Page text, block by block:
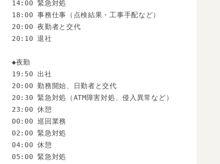
14:00 緊急対処
18:00 事務仕事（点検結果・工事手配など）
20:00 夜勤者と交代
20:10 退社
◆夜勤
19:50 出社
20:00 勤務開始、日勤者と交代
20:30 緊急対処（ATM障害対処、侵入異常など）
23:00 休憩
00:00 巡回業務
02:00 緊急対処
04:00 休憩
05:00 緊急対処